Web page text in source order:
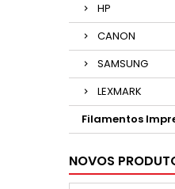
HP
CANON
SAMSUNG
LEXMARK
Filamentos
NOVOS